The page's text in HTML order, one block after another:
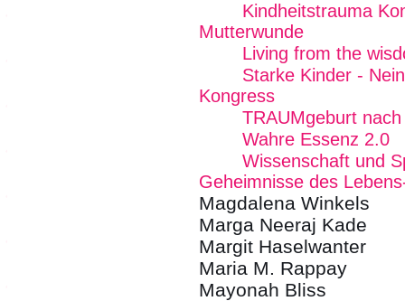
Kindheitstrauma
Mutterwunde
Living from the
Starke Kinder -
Kongress
TRAUMgeburt
Wahre Essenz 2.0
Wissenschaft und
Geheimnisse des
Magdalena Winkels
Marga Neeraj Kade
Margit Haselwanter
Maria M. Rappay
Mayonah Bliss